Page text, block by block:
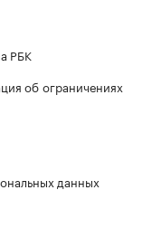
РБК
об ограничениях
данных